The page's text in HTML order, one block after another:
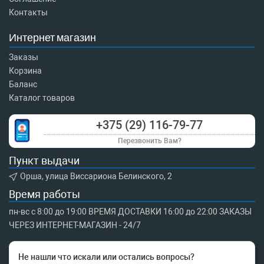
Контакты
Интернет магазин
Заказы
Корзина
Баланс
Каталог товаров
+375 (29) 116-79-77
Перезвонить Вам?
Пункт выдачи
Орша, улица Виссариона Белинского, 2
Время работы
пн-вс с 8:00 до 19:00 ВРЕМЯ ДОСТАВКИ 16:00 до 22:00 ЗАКАЗЫ
ЧЕРЕЗ ИНТЕРНЕТ-МАГАЗИН - 24/7
Не нашли что искали или остались вопросы?